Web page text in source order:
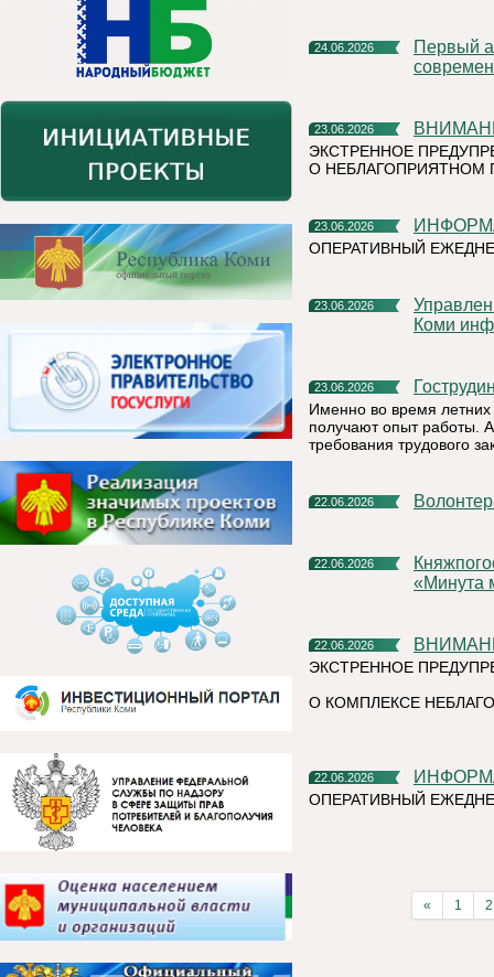
24.06.2026
Первый алюминиевый завод РУСАЛа полностью перешел на
23.06.2026
ЭКСТРЕННОЕ
О НЕБЛАГОПРИЯТНОМ
23.06.2026
ОПЕРАТИВНЫЙ
23.06.2026
Управление Федеральной налоговой службы по Республике
Коми
23.06.2026
Именно во время летних
получают опыт работы.
требования трудового
22.06.2026
22.06.2026
Княжпогостский округ присоединился к Всероссийской акции
«Минута
22.06.2026
ЭКСТРЕННОЕ
О КОМПЛЕКСЕ
22.06.2026
ОПЕРАТИВНЫЙ
« 1 2